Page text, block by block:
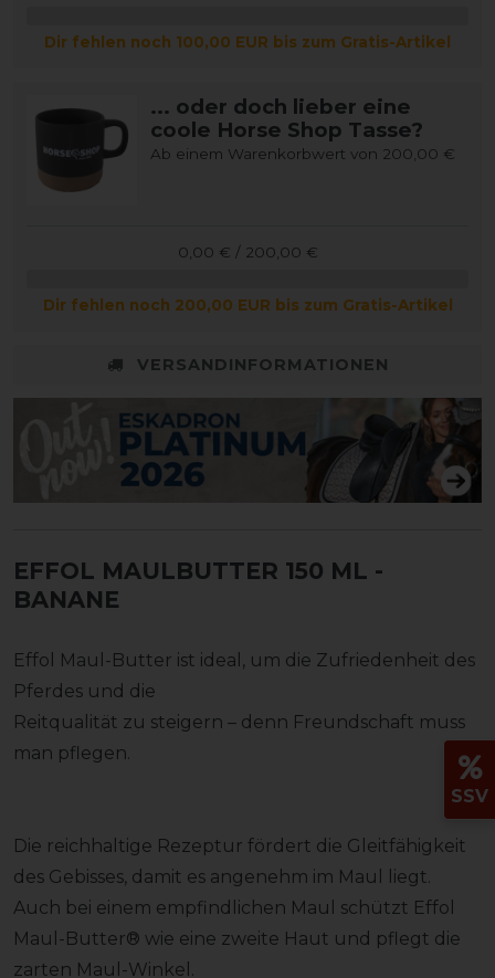
Dir fehlen noch 100,00 EUR bis zum Gratis-Artikel
... oder doch lieber eine
coole Horse Shop Tasse?
Ab einem Warenkorbwert von 200,00 €
0,00 € / 200,00 €
Dir fehlen noch 200,00 EUR bis zum Gratis-Artikel
VERSANDINFORMATIONEN
EFFOL MAULBUTTER 150 ML -
BANANE
Effol Maul-Butter ist ideal, um die Zufriedenheit des
Pferdes und die
Reitqualität zu steigern – denn Freundschaft muss
man pflegen.
Die reichhaltige Rezeptur fördert die Gleitfähigkeit
des Gebisses, damit es angenehm im Maul liegt.
Auch bei einem empfindlichen Maul schützt Effol
Maul-Butter® wie eine zweite Haut und pflegt die
zarten Maul-Winkel.
SSV